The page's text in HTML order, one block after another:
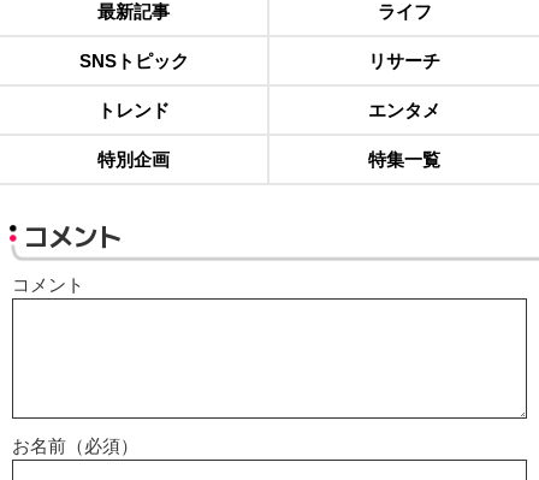
最新記事 ライフ
SNSトピック リサーチ
トレンド エンタメ
特別企画 特集一覧
コメント
コメント
お名前（必須）